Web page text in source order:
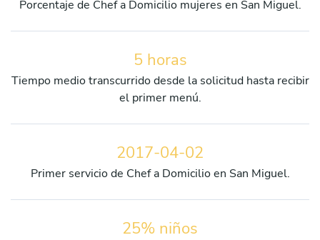
Porcentaje de Chef a Domicilio mujeres en San Miguel.
5 horas
Tiempo medio transcurrido desde la solicitud hasta recibir
el primer menú.
2017-04-02
Primer servicio de Chef a Domicilio en San Miguel.
25% niños